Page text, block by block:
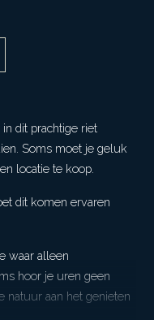
dit prachtige riet
Soms moet je geluk
locatie te koop.
dit komen ervaren
waar alleen
hoor je uren geen
natuur aan het genieten